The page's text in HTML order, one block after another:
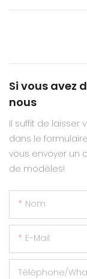
Si vous avez
nous
Il suffit de
dans le
vous envoyer un
de modèles!
Nom
E-Mail
Téléphone/